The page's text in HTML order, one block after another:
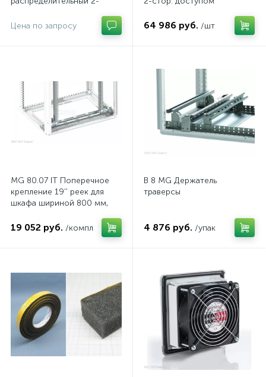
стали, с перемычкой
Цена по запросу 64 986 руб. /шт
MG 80.07 IT Поперечное
крепление 19'' реек для
шкафа шириной 800 мм,
19 052 руб. /компл
B 8 MG Держатель
траверсы
4 876 руб. /упак